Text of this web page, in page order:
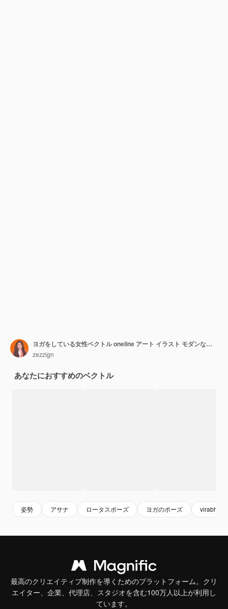
ヨガをしている女性ベクトル oneline アート イラスト モダンな最小限の印刷可能なポスター セージ グリーン
zezzign
あなたにおすすめのベクトル
姿勢 アサナ ロータスポーズ ヨガのポーズ
最高のクリエイティブ制作を導くためのプラットフォーム。クリ
エイター、企業、代理店、スタジオを含む100万人以上が利用し
ています。